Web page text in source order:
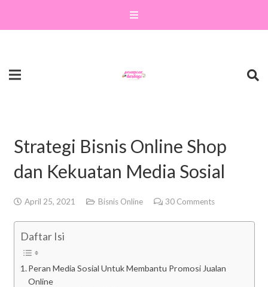
Strategi Bisnis Online Shop
dan Kekuatan Media Sosial
April 25, 2021 Bisnis Online 30 Comments
Daftar Isi
Peran Media Sosial Untuk Membantu Promosi Jualan
Online